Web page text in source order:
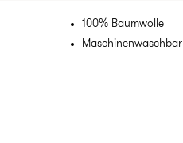
100% Baumwolle
Maschinenwaschbar